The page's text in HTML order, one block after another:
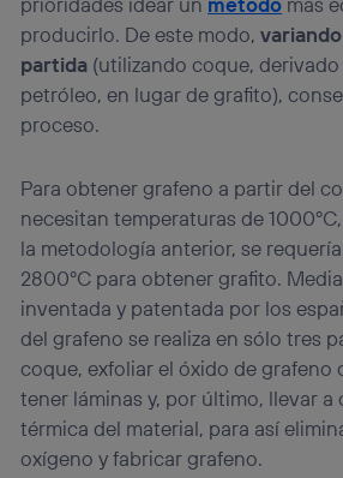
producirlo. De este modo,
partida (utilizando coque,
petróleo, en lugar de grafito),
proceso.
Para obtener grafeno a partir del
necesitan temperaturas de
la metodología anterior, se
2800ºC para obtener grafito.
inventada y patentada por los
del grafeno se realiza en sólo tres
coque, exfoliar el óxido de grafeno
tener láminas y, por último, llevar
térmica del material, para así
oxígeno y fabricar grafeno.